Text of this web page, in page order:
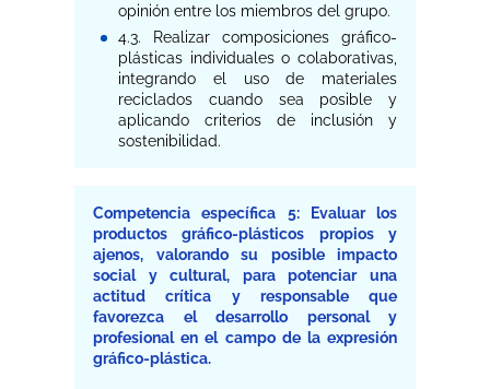
opinión entre los miembros del grupo.
4.3. Realizar composiciones gráfico-
plásticas individuales o colaborativas,
integrando el uso de materiales
reciclados cuando sea posible y
aplicando criterios de inclusión y
sostenibilidad.
Competencia específica 5: Evaluar los
productos gráfico-plásticos propios y
ajenos, valorando su posible impacto
social y cultural, para potenciar una
actitud crítica y responsable que
favorezca el desarrollo personal y
profesional en el campo de la expresión
gráfico-plástica.